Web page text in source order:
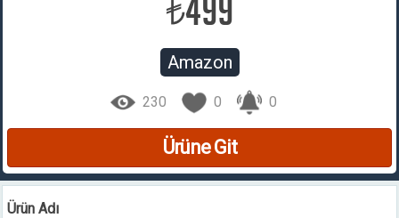
₺499
Amazon
230 0 0
Ürüne Git
Ürün Adı